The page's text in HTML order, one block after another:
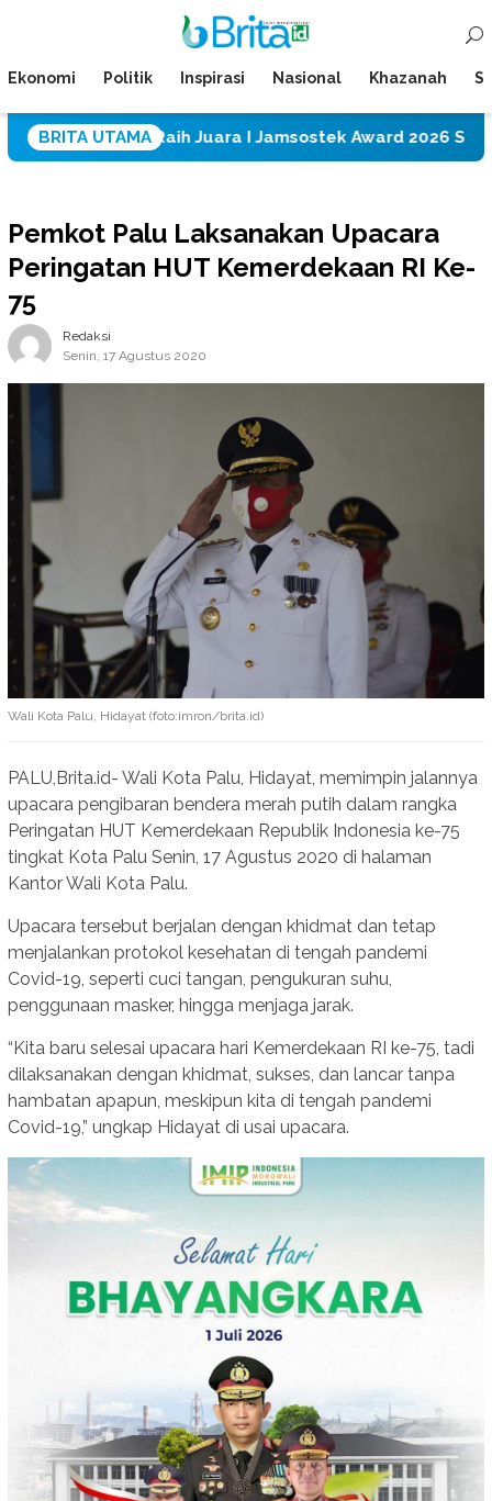
Mobile
Ekonomi Politik Inspirasi Nasional Khazanah
BRITA UTAMA
Raih Juara I Jamsostek Award 2026 Sulawesi
Pemkot Palu Laksanakan Upacara
Peringatan HUT Kemerdekaan RI Ke-
75
Redaksi
Senin, 17 Agustus 2020
Wali Kota Palu, Hidayat (foto:imron/brita.id)
PALU,Brita.id- Wali Kota Palu, Hidayat, memimpin jalannya
upacara pengibaran bendera merah putih dalam rangka
Peringatan HUT Kemerdekaan Republik Indonesia ke-75
tingkat Kota Palu Senin, 17 Agustus 2020 di halaman
Kantor Wali Kota Palu.
Upacara tersebut berjalan dengan khidmat dan tetap
menjalankan protokol kesehatan di tengah pandemi
Covid-19, seperti cuci tangan, pengukuran suhu,
penggunaan masker, hingga menjaga jarak.
“Kita baru selesai upacara hari Kemerdekaan RI ke-75, tadi
dilaksanakan dengan khidmat, sukses, dan lancar tanpa
hambatan apapun, meskipun kita di tengah pandemi
Covid-19,” ungkap Hidayat di usai upacara.